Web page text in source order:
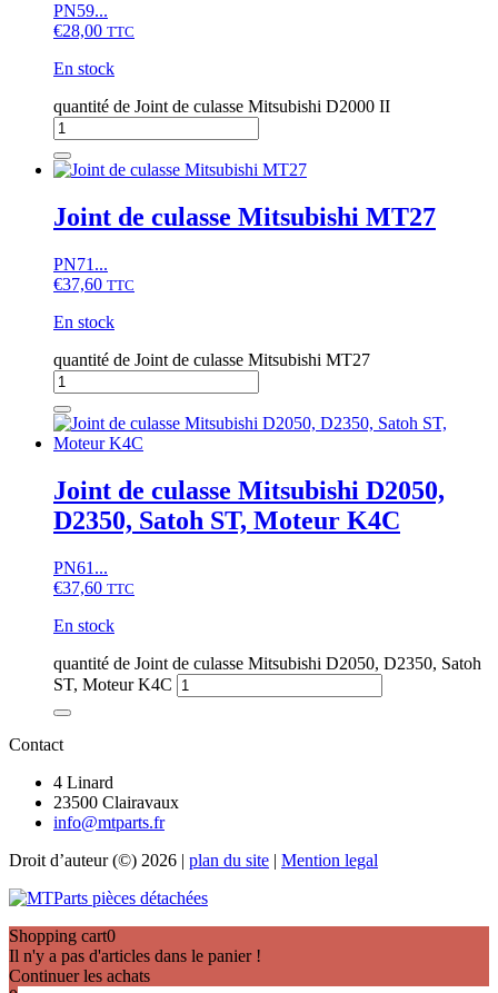
PN59...
€28,00 TTC
En stock
quantité de Joint de culasse Mitsubishi D2000 II
Joint de culasse Mitsubishi MT27
PN71...
€37,60 TTC
En stock
quantité de Joint de culasse Mitsubishi MT27
Joint de culasse Mitsubishi D2050,
D2350, Satoh ST, Moteur K4C
PN61...
€37,60 TTC
En stock
quantité de Joint de culasse Mitsubishi D2050, D2350, Satoh
ST, Moteur K4C
Contact
4 Linard
23500 Clairavaux
info@mtparts.fr
Droit d’auteur (©) 2026 | plan du site | Mention legal
Shopping cart0
Il n'y a pas d'articles dans le panier !
Continuer les achats